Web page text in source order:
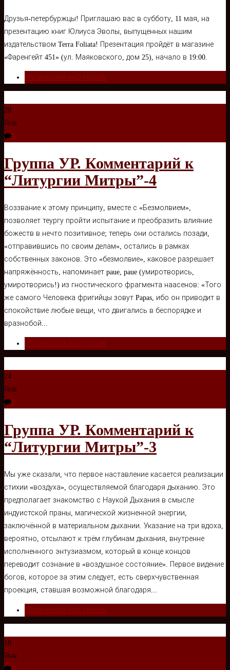
Друзья-петербуржцы! Приглашаю вас в субботу, 11 мая, на
презентацию книг Юлиуса Эволы, выпущенных нашим
издательством Terra Foliata! Презентация пройдёт в магазине
«Фаренгейт 451» (ул. Маяковского, дом 25), начало в 19:00.
Магический мир героев
28
Янв
0
Группа УР. Комментарий к
“Литургии Митры”-4
Воззвание к этому принципу, вместе с «Безмолвием»,
позволяет теургу пройти испытание и преобразить влияние
божеств в нечто позитивное; теперь они остались позади,
«отправившись по своим делам», остались в рамках
собственных законов. Это «безмолвие», каковое разрешает
напряжённость, напоминает paue, paue (умиротворись,
умиротворись!) из гностического фрагмента наасенов: «Того
же самого Человека фригийцы зовут Papas, ибо он приводит в
спокойствие любые вещи, что двигались в беспорядке и
вразнобой...
Магический мир героев
24
Янв
0
Группа УР. Комментарий к
“Литургии Митры”-3
Мы уже сказали, что первое наставление касается реализации
стихии «воздуха», осуществляемой благодаря дыханию. Это
предполагает знакомство с Наукой Дыхания в смысле
индуистской праны, магической жизненной энергии,
заключённой в материальном дыхании. Указание на три вдоха,
вероятно, отсылают к трём глубинам дыхания, внутренне
исполненного энтузиазмом, который в конце концов
переводит сознание в «воздушное состояние». Первое видение
богов, которое за этим следует, есть сверхчувственная
проекция, ставшая возможной благодаря...
Магический мир героев
18
Янв